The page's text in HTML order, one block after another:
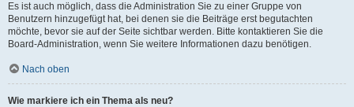
Es ist auch möglich, dass die Administration Sie zu einer Gruppe von
Benutzern hinzugefügt hat, bei denen sie die Beiträge erst begutachten
möchte, bevor sie auf der Seite sichtbar werden. Bitte kontaktieren Sie die
Board-Administration, wenn Sie weitere Informationen dazu benötigen.
Nach oben
Wie markiere ich ein Thema als neu?